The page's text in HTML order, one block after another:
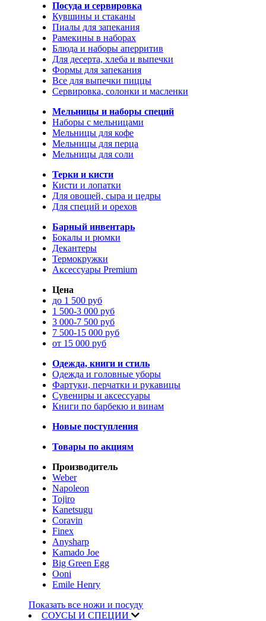
Посуда и сервировка
Кувшины и стаканы
Пиалы для запекания
Рамекины в наборах
Блюда и наборы аперритив
Для десерта, хлеба и выпечки
Формы для запекания
Все для выпечки пиццы
Сервировка, солонки и масленки
Мельницы и наборы специй
Наборы с мельницами
Мельницы для кофе
Мельницы для перца
Мельницы для соли
Терки и кисти
Кисти и лопатки
Для овощей, сыра и цедры
Для специй и орехов
Барный инвентарь
Бокалы и рюмки
Декантеры
Термокружки
Аксессуары Premium
Цена
до 1 500 руб
1 500-3 000 руб
3 000-7 500 руб
7 500-15 000 руб
от 15 000 руб
Одежда, книги и стиль
Одежда и головные уборы
Фартуки, перчатки и рукавицы
Сувениры и аксессуары
Книги по барбекю и винам
Новые поступления
Товары по акциям
Производитель
Weber
Napoleon
Tojiro
Kanetsugu
Coravin
Finex
Anysharp
Kamado Joe
Big Green Egg
Ooni
Emile Henry
Показать все ножи и посуду
СОУСЫ И СПЕЦИИ